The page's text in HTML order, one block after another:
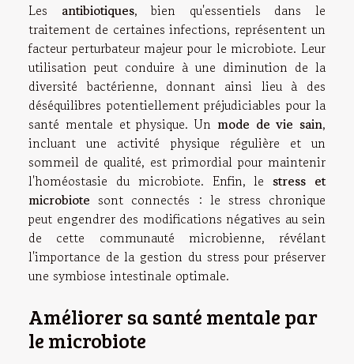
Les antibiotiques, bien qu'essentiels dans le
traitement de certaines infections, représentent un
facteur perturbateur majeur pour le microbiote. Leur
utilisation peut conduire à une diminution de la
diversité bactérienne, donnant ainsi lieu à des
déséquilibres potentiellement préjudiciables pour la
santé mentale et physique. Un mode de vie sain,
incluant une activité physique régulière et un
sommeil de qualité, est primordial pour maintenir
l'homéostasie du microbiote. Enfin, lestress et
microbiote sont connectés : le stress chronique
peut engendrer des modifications négatives au sein
de cette communauté microbienne, révélant
l'importance de la gestion du stress pour préserver
une symbiose intestinale optimale.
Améliorer sa santé mentale par
le microbiote